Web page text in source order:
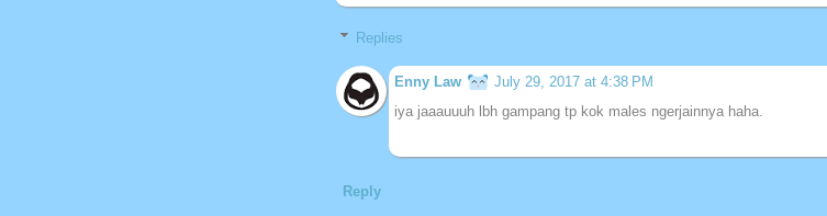
Replies
Enny Law
July 29, 2017 at 4:38 PM
iya jaaauuuh lbh gampang tp kok males ngerjainnya haha.
Reply